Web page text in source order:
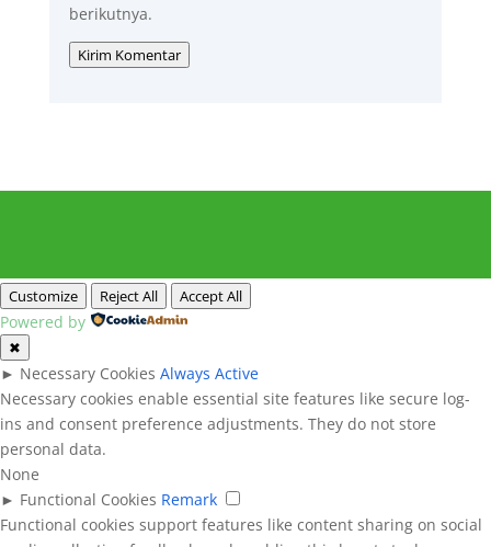
berikutnya.
Kirim Komentar
Customize Reject All Accept All
Powered by
✖
► Necessary Cookies Always Active
Necessary cookies enable essential site features like secure log-
ins and consent preference adjustments. They do not store
personal data.
None
► Functional Cookies Remark
Functional cookies support features like content sharing on social